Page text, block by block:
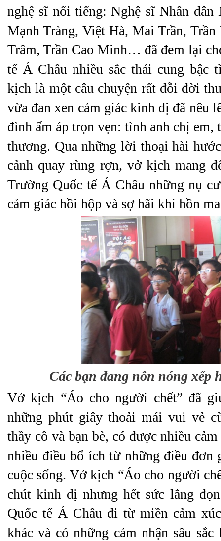
nghệ sĩ nổi tiếng: Nghệ sĩ Nhân dân
Mạnh Tràng, Việt Hà, Mai Trần,
Trâm, Trần Cao Minh… đã đem lại
tế Á Châu nhiều sắc thái cung bậc
kịch là một câu chuyện rất đỗi đời
vừa đan xen cảm giác kinh dị đã nêu
đình ấm áp trọn vẹn: tình anh chị em,
thương. Qua những lời thoại hài
cảnh quay rùng rợn, vở kịch mang
Trường Quốc tế Á Châu những nụ
cảm giác hồi hộp và sợ hãi khi hồn
Các bạn đang nôn nóng xếp
Vở kịch “Áo cho người chết” đã
những phút giây thoải mái vui vẻ
thầy cô và bạn bè, có được nhiều
nhiều điều bổ ích từ những điều đơn
cuộc sống. Vở kịch “Áo cho người
chút kinh dị nhưng hết sức lắng
Quốc tế Á Châu đi từ miền cảm
khác và có những cảm nhận sâu